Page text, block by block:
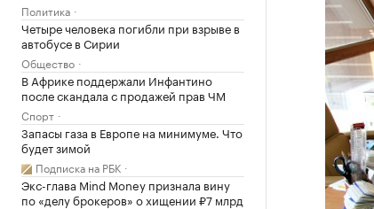
Политика
Четыре человека погибли при взрыве в
автобусе в Сирии
Общество
В Африке поддержали Инфантино
после скандала с продажей прав ЧМ
Спорт
Запасы газа в Европе на минимуме. Что
будет зимой
Подписка на РБК
Экс-глава Mind Money признала вину
по «делу брокеров» о хищении ₽7 млрд